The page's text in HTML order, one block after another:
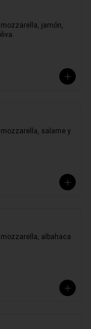
jamón,
salame y
albahaca